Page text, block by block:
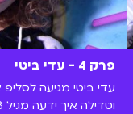
פרק 4 - עדי ביטי
עדי ביטי מגיעה